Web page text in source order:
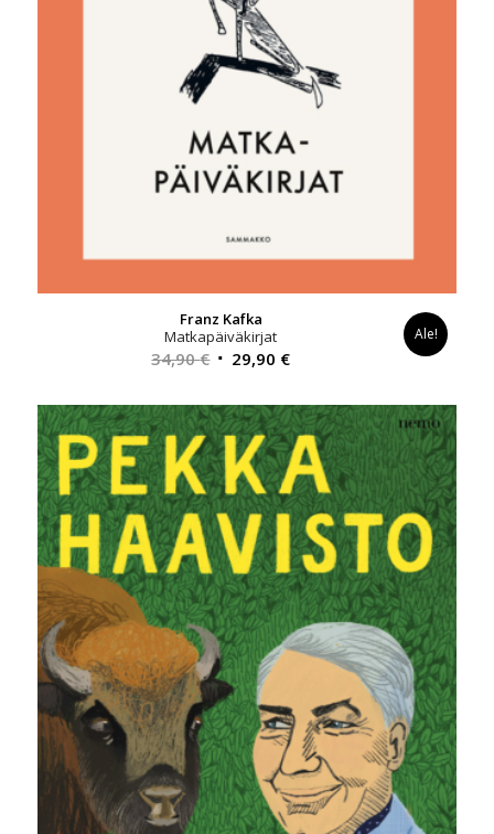
Franz Kafka
Matkapäiväkirjat
34,90€ Alkuperäinen
oli:
34,90 €.
29,90 €Nykyinen
on:
29,90 €.
Ale!